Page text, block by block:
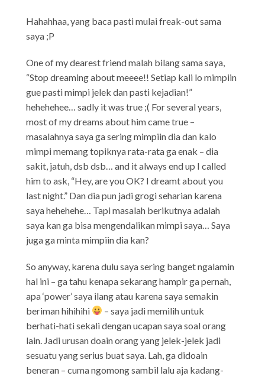
Hahahhaa, yang baca pasti mulai freak-out sama
saya ;P
One of my dearest friend malah bilang sama saya,
“Stop dreaming about meeee!! Setiap kali lo mimpiin
gue pasti mimpi jelek dan pasti kejadian!”
hehehehee… sadly it was true ;( For several years,
most of my dreams about him came true –
masalahnya saya ga sering mimpiin dia dan kalo
mimpi memang topiknya rata-rata ga enak – dia
sakit, jatuh, dsb dsb… and it always end up I called
him to ask, “Hey, are you OK? I dreamt about you
last night.” Dan dia pun jadi grogi seharian karena
saya hehehehe… Tapi masalah berikutnya adalah
saya kan ga bisa mengendalikan mimpi saya… Saya
juga ga minta mimpiin dia kan?
So anyway, karena dulu saya sering banget ngalamin
hal ini – ga tahu kenapa sekarang hampir ga pernah,
apa ‘power’ saya ilang atau karena saya semakin
beriman hihihihi
– saya jadi memilih untuk
berhati-hati sekali dengan ucapan saya soal orang
lain. Jadi urusan doain orang yang jelek-jelek jadi
sesuatu yang serius buat saya. Lah, ga didoain
beneran – cuma ngomong sambil lalu aja kadang-